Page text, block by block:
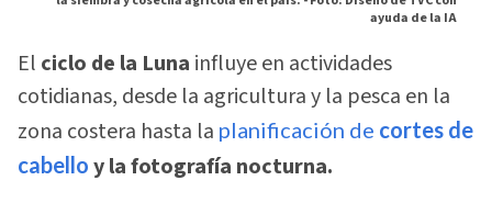
ayuda de la IA
El ciclo de la Luna influye en actividades
cotidianas, desde la agricultura y la pesca en la
zona costera hasta la planificación de cortes de
cabello y la fotografía nocturna.